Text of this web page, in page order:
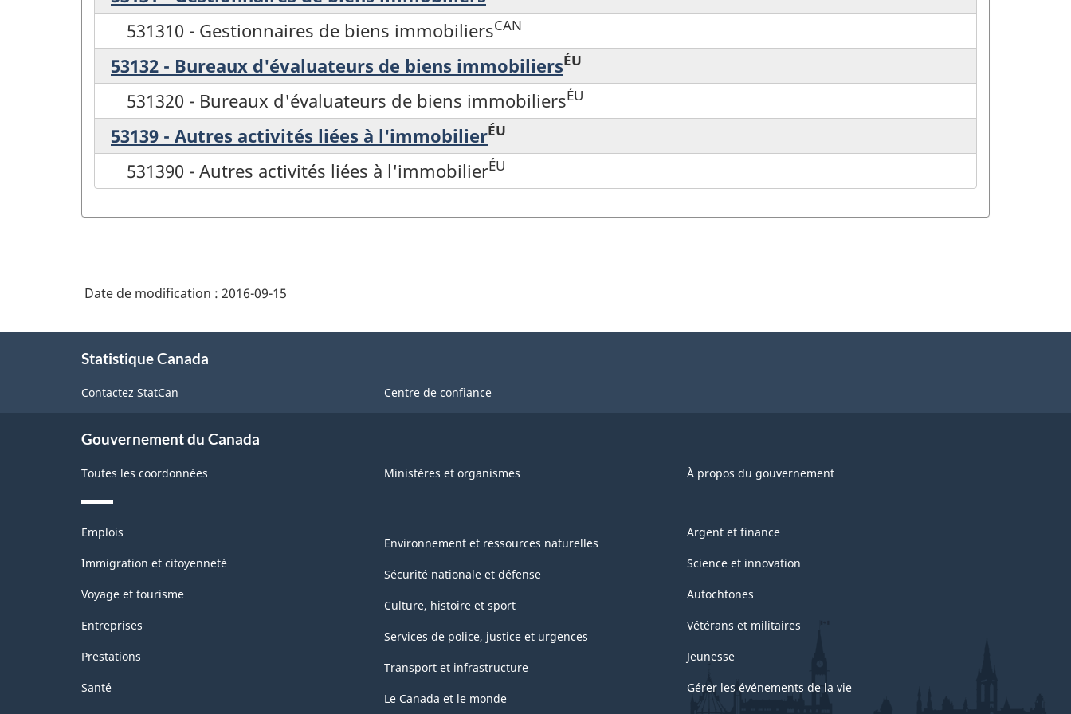
531310 - Gestionnaires de biens immobiliersCAN
53132 - Bureaux d'évaluateurs de biens immobiliersÉU
531320 - Bureaux d'évaluateurs de biens immobiliersÉU
53139 - Autres activités liées à l'immobilierÉU
531390 - Autres activités liées à l'immobilierÉU
Date de modification : 2016-09-15
Statistique Canada
Contactez StatCan Centre de confiance
Gouvernement du Canada
Toutes les coordonnées Ministères et organismes À propos du gouvernement
Thèmes
sujets
Emplois
Immigration et citoyenneté
Voyage et tourisme
Entreprises
Prestations
Santé
Environnement et ressources naturelles
Sécurité nationale et défense
Culture, histoire et sport
Services de police, justice et urgences
Transport et infrastructure
Le Canada et le monde
Argent et finance
Science et innovation
Autochtones
Vétérans et militaires
Jeunesse
Gérer les événements de la vie